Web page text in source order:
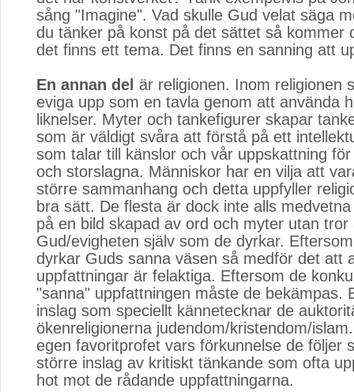
sång "Imagine". Vad skulle Gud velat säga
du tänker på konst på det sättet så kommer
det finns ett tema. Det finns en sanning att
En annan del är religionen. Inom religionen
eviga upp som en tavla genom att använda
liknelser. Myter och tankefigurer skapar
som är väldigt svåra att förstå på ett
som talar till känslor och vår uppskattning
och storslagna. Människor har en vilja att
större sammanhang och detta uppfyller
bra sätt. De flesta är dock inte alls
på en bild skapad av ord och myter utan
Gud/evigheten själv som de dyrkar.
dyrkar Guds sanna väsen så medför det att
uppfattningar är felaktiga. Eftersom de
"sanna" uppfattningen måste de bekämpas.
inslag som speciellt kännetecknar de
ökenreligionerna judendom/kristendom/
egen favoritprofet vars förkunnelse de följer
större inslag av kritiskt tänkande som ofta
hot mot de rådande uppfattningarna.